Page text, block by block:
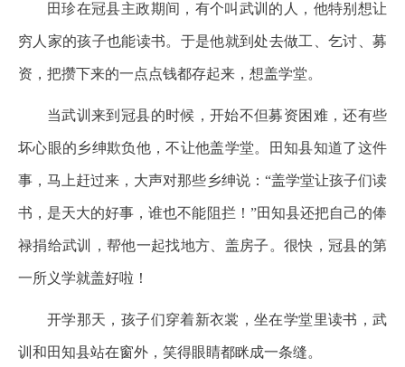
田珍在冠县主政期间，有个叫武训的人，他特别想让
穷人家的孩子也能读书。于是他就到处去做工、乞讨、募
资，把攒下来的一点点钱都存起来，想盖学堂。
当武训来到冠县的时候，开始不但募资困难，还有些
坏心眼的乡绅欺负他，不让他盖学堂。田知县知道了这件
事，马上赶过来，大声对那些乡绅说：“盖学堂让孩子们读
书，是天大的好事，谁也不能阻拦！”田知县还把自己的俸
禄捐给武训，帮他一起找地方、盖房子。很快，冠县的第
一所义学就盖好啦！
开学那天，孩子们穿着新衣裳，坐在学堂里读书，武
训和田知县站在窗外，笑得眼睛都眯成一条缝。